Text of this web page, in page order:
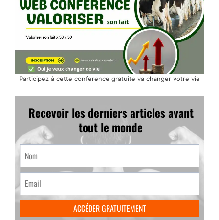
Participez à cette conference gratuite va changer votre vie